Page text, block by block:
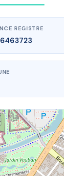
REGISTRE